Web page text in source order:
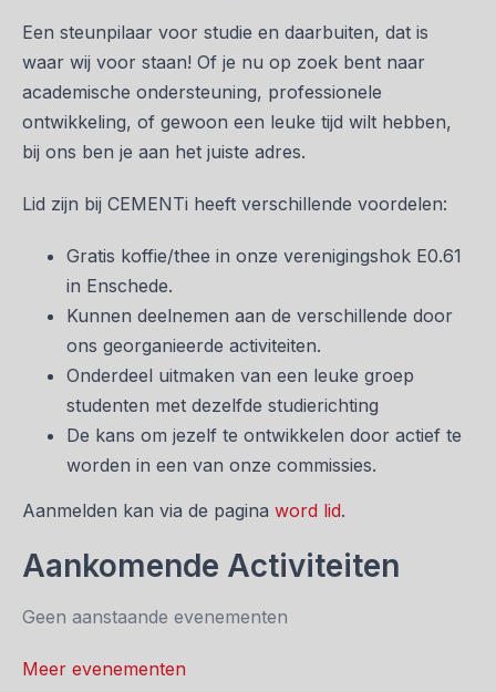
Een steunpilaar voor studie en daarbuiten, dat is
waar wij voor staan! Of je nu op zoek bent naar
academische ondersteuning, professionele
ontwikkeling, of gewoon een leuke tijd wilt hebben,
bij ons ben je aan het juiste adres.
Lid zijn bij CEMENTi heeft verschillende voordelen:
Gratis koffie/thee in onze verenigingshok E0.61
in Enschede.
Kunnen deelnemen aan de verschillende door
ons georganieerde activiteiten.
Onderdeel uitmaken van een leuke groep
studenten met dezelfde studierichting
De kans om jezelf te ontwikkelen door actief te
worden in een van onze commissies.
Aanmelden kan via de pagina word lid.
Aankomende Activiteiten
Geen aanstaande evenementen
Meer evenementen